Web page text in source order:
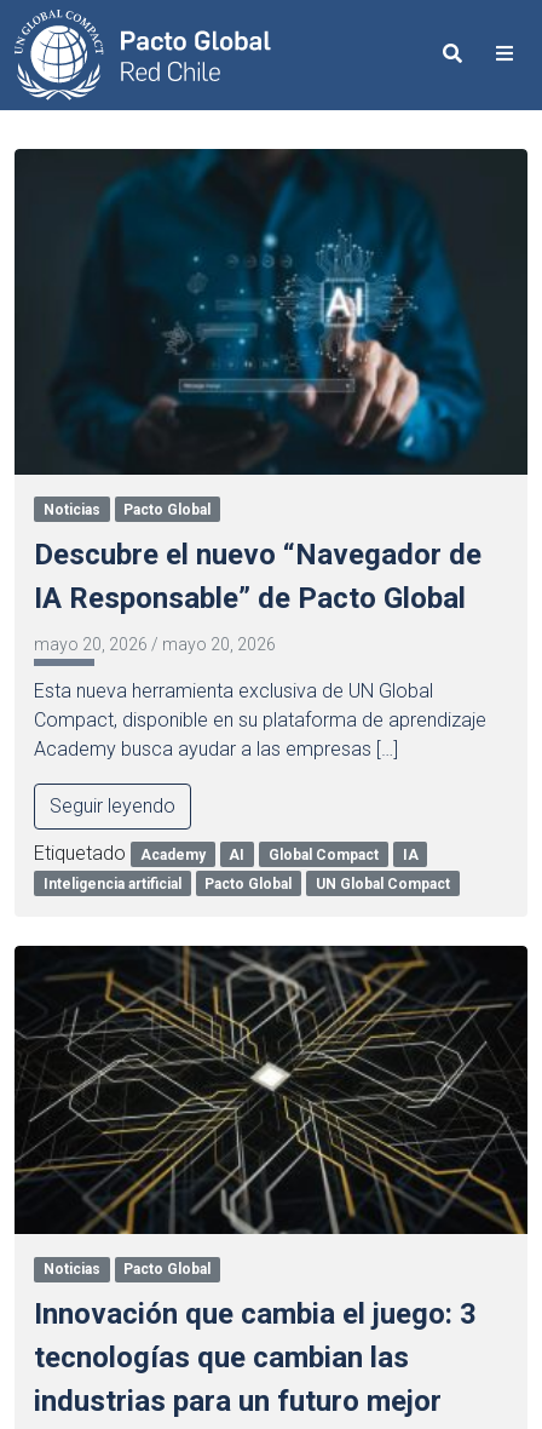
Search
Noticias Pacto Global
Descubre el nuevo “Navegador de
IA Responsable” de Pacto Global
mayo 20, 2026 / mayo 20, 2026
Esta nueva herramienta exclusiva de UN Global
Compact, disponible en su plataforma de aprendizaje
Academy busca ayudar a las empresas […]
Seguir leyendo
Etiquetado Academy AI Global Compact
IA
Inteligencia artificial
Pacto Global UN Global Compact
Noticias Pacto Global
Innovación que cambia el juego: 3
tecnologías que cambian las
industrias para un futuro mejor